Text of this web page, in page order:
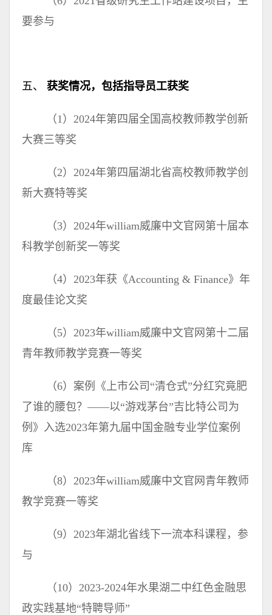
要参与
五、 获奖情况，包括指导员工获奖
（1）2024年第四届全国高校教师教学创新
大赛三等奖
（2）2024年第四届湖北省高校教师教学创
新大赛特等奖
（3）2024年william威廉中文官网第十届本
科教学创新奖一等奖
（4）2023年获《Accounting & Finance》年
度最佳论文奖
（5）2023年william威廉中文官网第十二届
青年教师教学竞赛一等奖
（6）案例《上市公司“清仓式”分红究竟肥
了谁的腰包？——以“游戏茅台”吉比特公司为
例》入选2023年第九届中国金融专业学位案例
库
（8）2023年william威廉中文官网青年教师
教学竞赛一等奖
（9）2023年湖北省线下一流本科课程，参
与
（10）2023-2024年水果湖二中红色金融思
政实践基地“特聘导师”